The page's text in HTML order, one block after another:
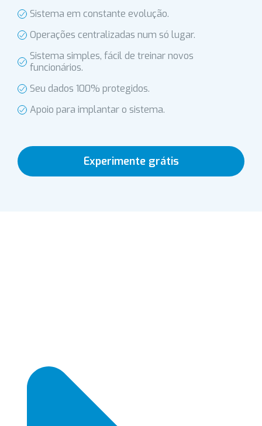
Sistema em constante evolução.
Operações centralizadas num só lugar.
Sistema simples, fácil de treinar novos
funcionários.
Seu dados 100% protegidos.
Apoio para implantar o sistema.
Experimente grátis